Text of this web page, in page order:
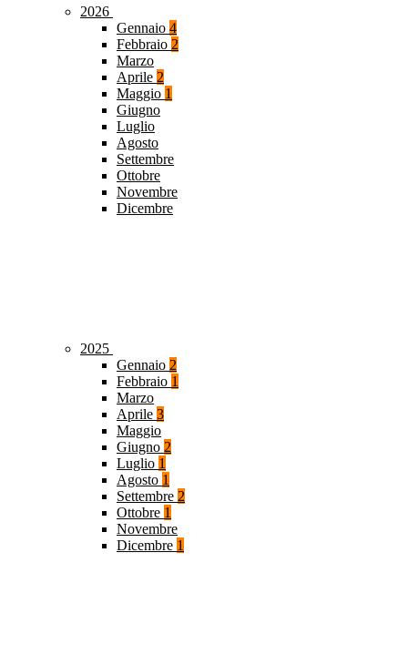
2026
Gennaio 4
Febbraio 2
Marzo
Aprile 2
Maggio 1
Giugno
Luglio
Agosto
Settembre
Ottobre
Novembre
Dicembre
2025
Gennaio 2
Febbraio 1
Marzo
Aprile 3
Maggio
Giugno 2
Luglio 1
Agosto 1
Settembre 2
Ottobre 1
Novembre
Dicembre 1